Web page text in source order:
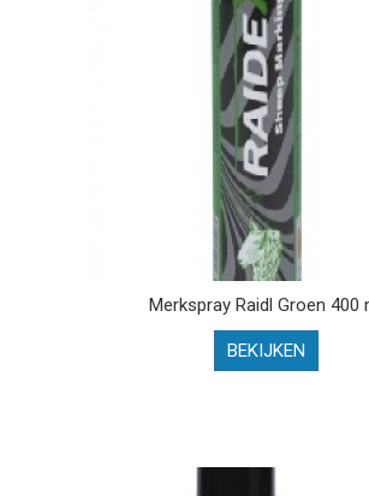
Merkspray Raidl Groen 400
BEKIJKEN